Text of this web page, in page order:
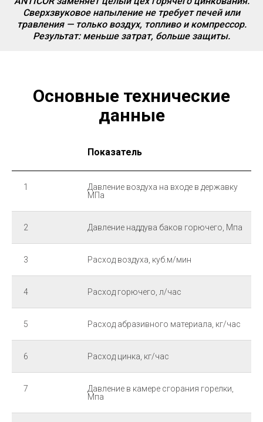
Сверхзвуковое напыление не требует печей или
травления — только воздух, топливо и компрессор.
Результат: меньше затрат, больше защиты.
Основные технические
данные
Показатель
1
Давление воздуха на входе в державку
МПа
2 Давление наддува баков горючего, Мпа
3 Расход воздуха, куб.м/мин
4 Расход горючего, л/час
5 Расход абразивного материала, кг/час
6 Расход цинка, кг/час
7
Давление в камере сгорания горелки,
Мпа